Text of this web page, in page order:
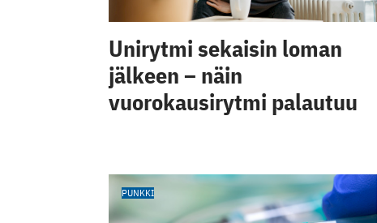
Unirytmi sekaisin loman
jälkeen – näin
vuorokausirytmi palautuu
PUNKKI